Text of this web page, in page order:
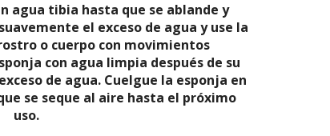
agua tibia hasta que se ablande y
el exceso de agua y use la
o cuerpo con movimientos
con agua limpia después de su
de agua. Cuelgue la esponja en
se seque al aire hasta el próximo
uso.